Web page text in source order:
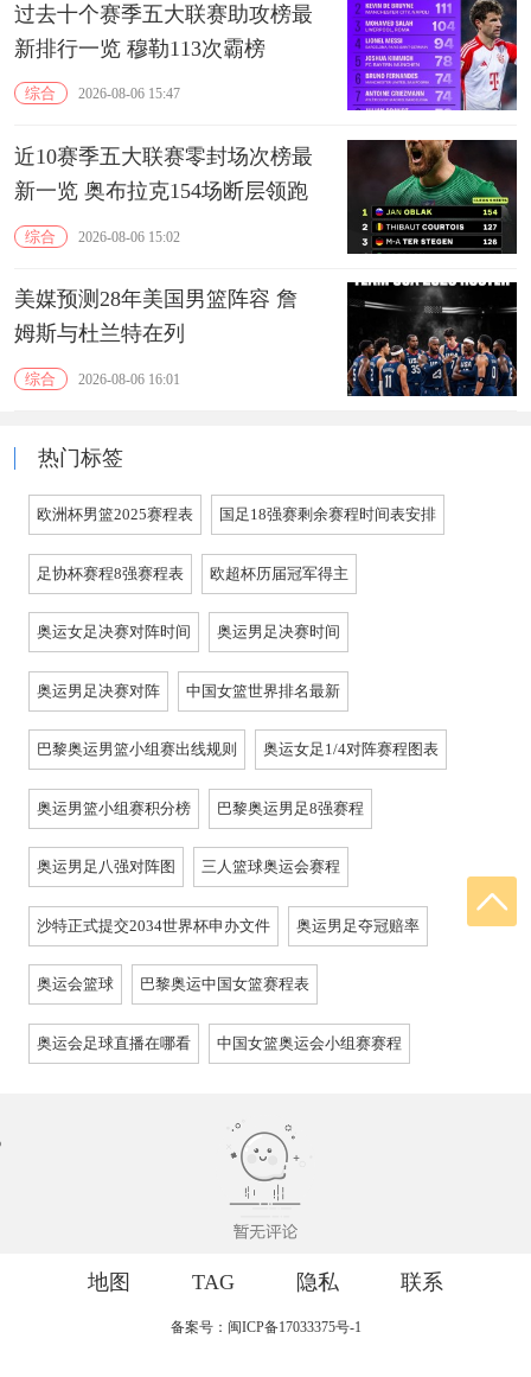
过去十个赛季五大联赛助攻榜最
新排行一览 穆勒113次霸榜
综合 2026-08-06 15:47
近10赛季五大联赛零封场次榜最
新一览 奥布拉克154场断层领跑
综合 2026-08-06 15:02
美媒预测28年美国男篮阵容 詹
姆斯与杜兰特在列
综合 2026-08-06 16:01
热门标签
欧洲杯男篮2025赛程表 国足18强赛剩余赛程时间表安排
足协杯赛程8强赛程表 欧超杯历届冠军得主
奥运女足决赛对阵时间 奥运男足决赛时间
奥运男足决赛对阵 中国女篮世界排名最新
巴黎奥运男篮小组赛出线规则 奥运女足1/4对阵赛程图表
奥运男篮小组赛积分榜 巴黎奥运男足8强赛程
奥运男足八强对阵图 三人篮球奥运会赛程
沙特正式提交2034世界杯申办文件 奥运男足夺冠赔率
奥运会篮球 巴黎奥运中国女篮赛程表
奥运会足球直播在哪看 中国女篮奥运会小组赛赛程
地图 TAG 隐私 联系
备案号：闽ICP备17033375号-1